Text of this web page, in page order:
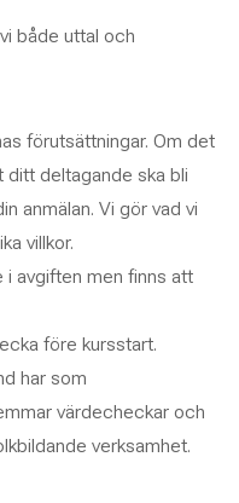
både uttal och
förutsättningar. Om det
ditt deltagande ska bli
anmälan. Vi gör vad vi
villkor.
i avgiften men finns att
före kursstart.
har som
värdecheckar och
verksamhet.